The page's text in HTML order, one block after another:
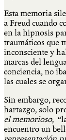
Esta memoria
a Freud cuando
en la hipnosis
traumáticos que
inconsciente y
marcas del
conciencia, no
las cuales se
Sin embargo,
hartazgo, solo
el memorioso,
encuentro un